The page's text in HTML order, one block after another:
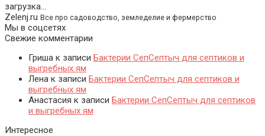
загрузка...
Zelenj.ru Все про садоводство, земледелие и фермерство
Мы в соцсетях
Свежие комментарии
Гриша к записи Бактерии СепСептыч для септиков и
выгребных ям
Лена к записи Бактерии СепСептыч для септиков и
выгребных ям
Анастасия к записи Бактерии СепСептыч для септиков
и выгребных ям
Интересное